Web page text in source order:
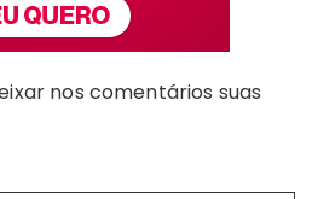
nos comentários suas